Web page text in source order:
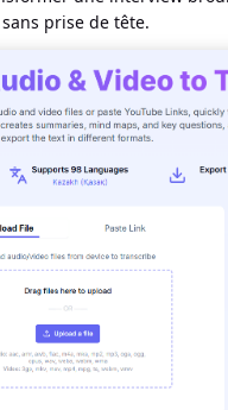
prise de tête.